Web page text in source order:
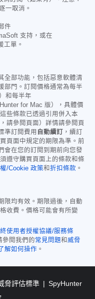
一取消。
件
支持，或在
工單。
全部功能，包括惡意軟體清
部門。訂閱價格通常為每半
和每半年
for Mac 版），具體價
些條款已透過引用併入本
請參閱頁面）詳情請參閱頁
準訂閱費用 自動續訂
，續訂
頁面中規定的期限為準。前
會在您的訂閱到期前向您發
遵守購買頁面上的條款和條
/Cookie 政策和折扣條款 。
限均有效。期限過後，自動
收費。價格可能會有所變
使用者授權協議/服務條
參閱我們的常見問題和威脅
解如何操作 。
脅評估標準
SpyHunter